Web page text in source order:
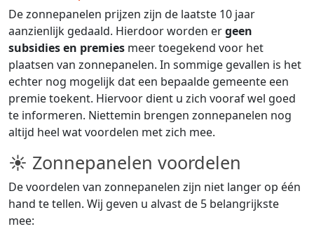
De zonnepanelen prijzen zijn de laatste 10 jaar
aanzienlijk gedaald. Hierdoor worden ergeen
subsidies en premies meer toegekend voor het
plaatsen van zonnepanelen. In sommige gevallen is het
echter nog mogelijk dat een bepaalde gemeente een
premie toekent. Hiervoor dient u zich vooraf wel goed
te informeren. Niettemin brengen zonnepanelen nog
altijd heel wat voordelen met zich mee.
☀ Zonnepanelen voordelen
De voordelen van zonnepanelen zijn niet langer op één
hand te tellen. Wij geven u alvast de 5 belangrijkste
mee: